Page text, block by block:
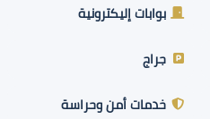
بوابات إليكترونية
جراج
خدمات أمن وحراسة